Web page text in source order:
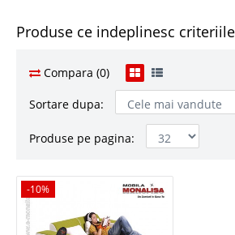
Produse ce indeplinesc
Compara (0)
Sortare dupa:
Produse pe pagina:
-10%
-10%